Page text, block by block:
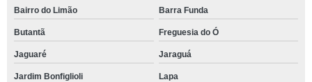
Bairro do Limão Barra Funda
Butantã Freguesia do Ó
Jaguaré Jaraguá
Jardim Bonfiglioli Lapa